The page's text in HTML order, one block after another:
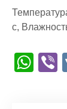
с,
W